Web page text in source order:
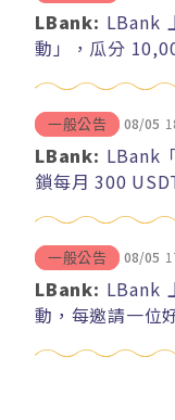
LBank: LBank
動」，瓜分
一般公告 08/05
LBank: LBank
鎖每月 300
一般公告 08/05
LBank: LBank
動，每邀請一位